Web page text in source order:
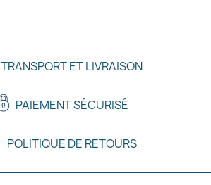
TRANSPORT ET LIVRAISON
PAIEMENT SÉCURISÉ
POLITIQUE DE RETOURS